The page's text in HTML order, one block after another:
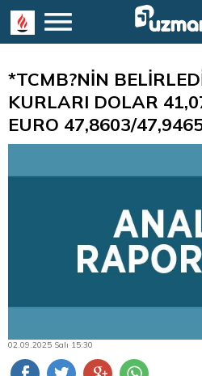
*TCMB?NİN
KURLARI DOLAR
EURO 47,8603/
02.09.2025 Salı 15:30